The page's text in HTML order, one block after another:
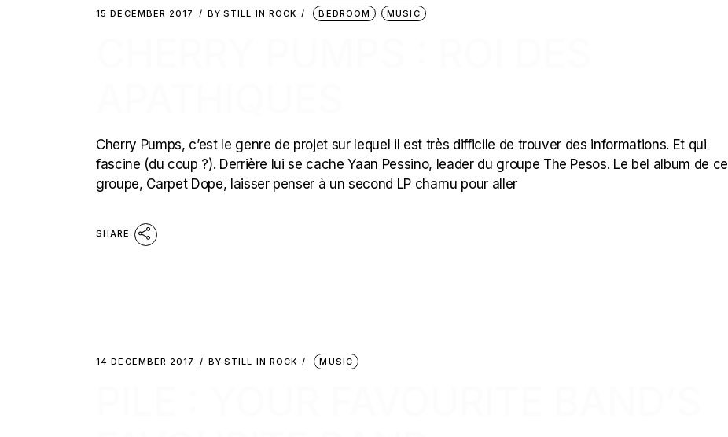
15 DECEMBER 2017 BY STILL IN ROCK BEDROOM MUSIC
Cherry Pumps, c’est le genre de projet sur lequel il est très difficile de trouver des informations. Et qui
fascine (du coup ?). Derrière lui se cache Yaan Pessino, leader du groupe The Pesos. Le bel album de ce
groupe, Carpet Dope, laisser penser à un second LP charnu pour aller
SHARE
14 DECEMBER 2017 BY STILL IN ROCK MUSIC